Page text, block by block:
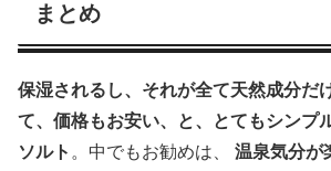
まとめ
保湿されるし、それが全て天然成分だ
て、価格もお安い、と、とてもシンプ
ソルト 。中でもお勧めは、 温泉気分が